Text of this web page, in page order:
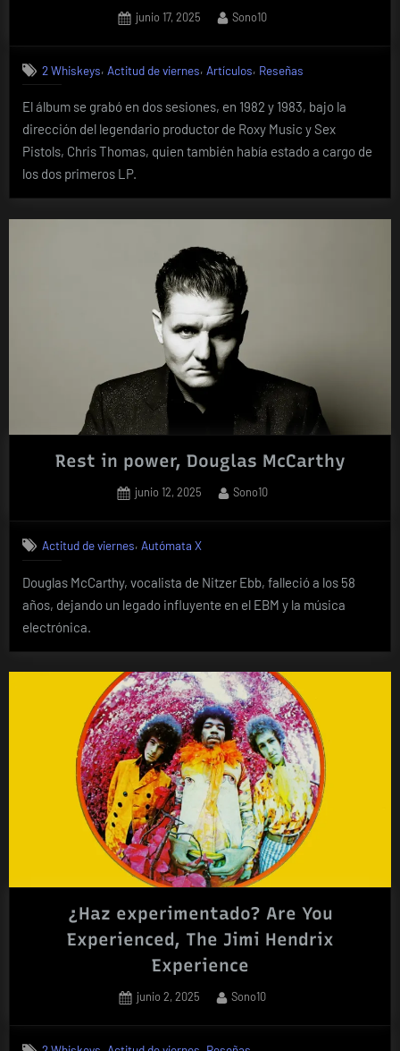
Posted
junio 17, 2025 By
Sono10
2 Whiskeys, Actitud de viernes, Artículos, Reseñas
El álbum se grabó en dos sesiones, en 1982 y 1983, bajo la
dirección del legendario productor de Roxy Music y Sex
Pistols, Chris Thomas, quien también había estado a cargo de
los dos primeros LP.
Rest in power, Douglas McCarthy
Posted
junio 12, 2025 By
Sono10
Actitud de viernes, Autómata X
Douglas McCarthy, vocalista de Nitzer Ebb, falleció a los 58
años, dejando un legado influyente en el EBM y la música
electrónica.
¿Haz experimentado? Are You
Experienced, The Jimi Hendrix
Experience
Posted
junio 2, 2025 By
Sono10
, ,